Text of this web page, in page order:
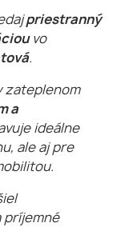
priestranný
vo
.
zateplenom
a
ideálne
ale aj pre
príjemné